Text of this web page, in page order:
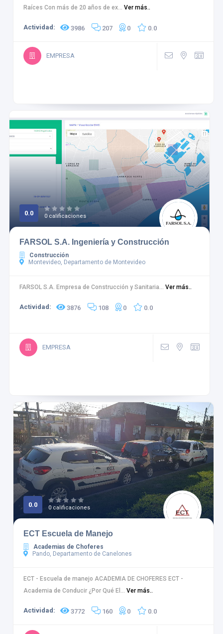
Raíces Con más de 20 años de ex... Ver más..
Actividad: 3986 207 0 0.0
EMPRESA
0.0 0 calificaciones
FARSOL S.A. Ingeniería y Construcción
Construcción
Montevideo, Departamento de Montevideo
FARSOL S.A. Empresa de Construcción y Sanitaria... Ver más..
Actividad: 3876 108 0 0.0
EMPRESA
0.0 0 calificaciones
ECT Escuela de Manejo
Academias de Choferes
Pando, Departamento de Canelones
ECT - Escuela de manejo ACADEMIA DE CHOFERES ECT -
Academia de Conducir ¿Por Qué El... Ver más..
Actividad: 3772 160 0 0.0